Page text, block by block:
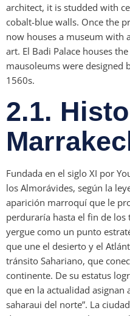
architect, it is studded with
cobalt-blue walls. Once the
now houses a museum with
art. El Badi Palace houses
mausoleums were designed
1560s.
2.1.
Fundada en el siglo XI por
los Almorávides, según la
aparición marroquí que le
perduraría hasta el fin de
yergue como un punto
que une el desierto y el
tránsito Sahariano, que
continente. De su estatus
que en la actualidad asignan
saharaui del norte”. La